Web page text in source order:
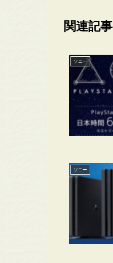
関連記事
ソニー
ソニー